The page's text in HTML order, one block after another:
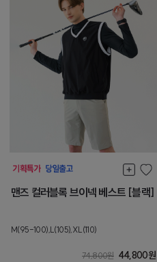
맨즈 컬러블록 브이넥 베스트 [블랙]
M(95-100),L(105),XL(110)
74,800원 44,800원